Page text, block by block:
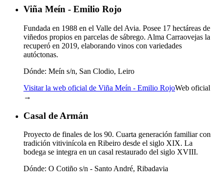
Viña Meín - Emilio Rojo
Fundada en 1988 en el Valle del Avia. Posee 17 hectáreas de
viñedos propios en parcelas de sábrego. Alma Carraovejas la
recuperó en 2019, elaborando vinos con variedades
autóctonas.
Dónde: Meín s/n, San Clodio, Leiro
Visitar la web oficial de Viña Meín - Emilio RojoWeb oficial
→
Casal de Armán
Proyecto de finales de los 90. Cuarta generación familiar con
tradición vitivinícola en Ribeiro desde el siglo XIX. La
bodega se integra en un casal restaurado del siglo XVIII.
Dónde: O Cotiño s/n - Santo André, Ribadavia